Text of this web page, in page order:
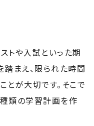
トや入試といった期
踏まえ、限られた時間
とが大切です。そこで
類の学習計画を作